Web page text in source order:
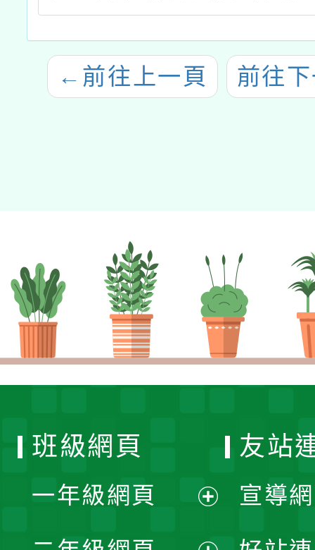
← 前往上一頁 前往
班級網頁
一年級網頁
友站
宣導